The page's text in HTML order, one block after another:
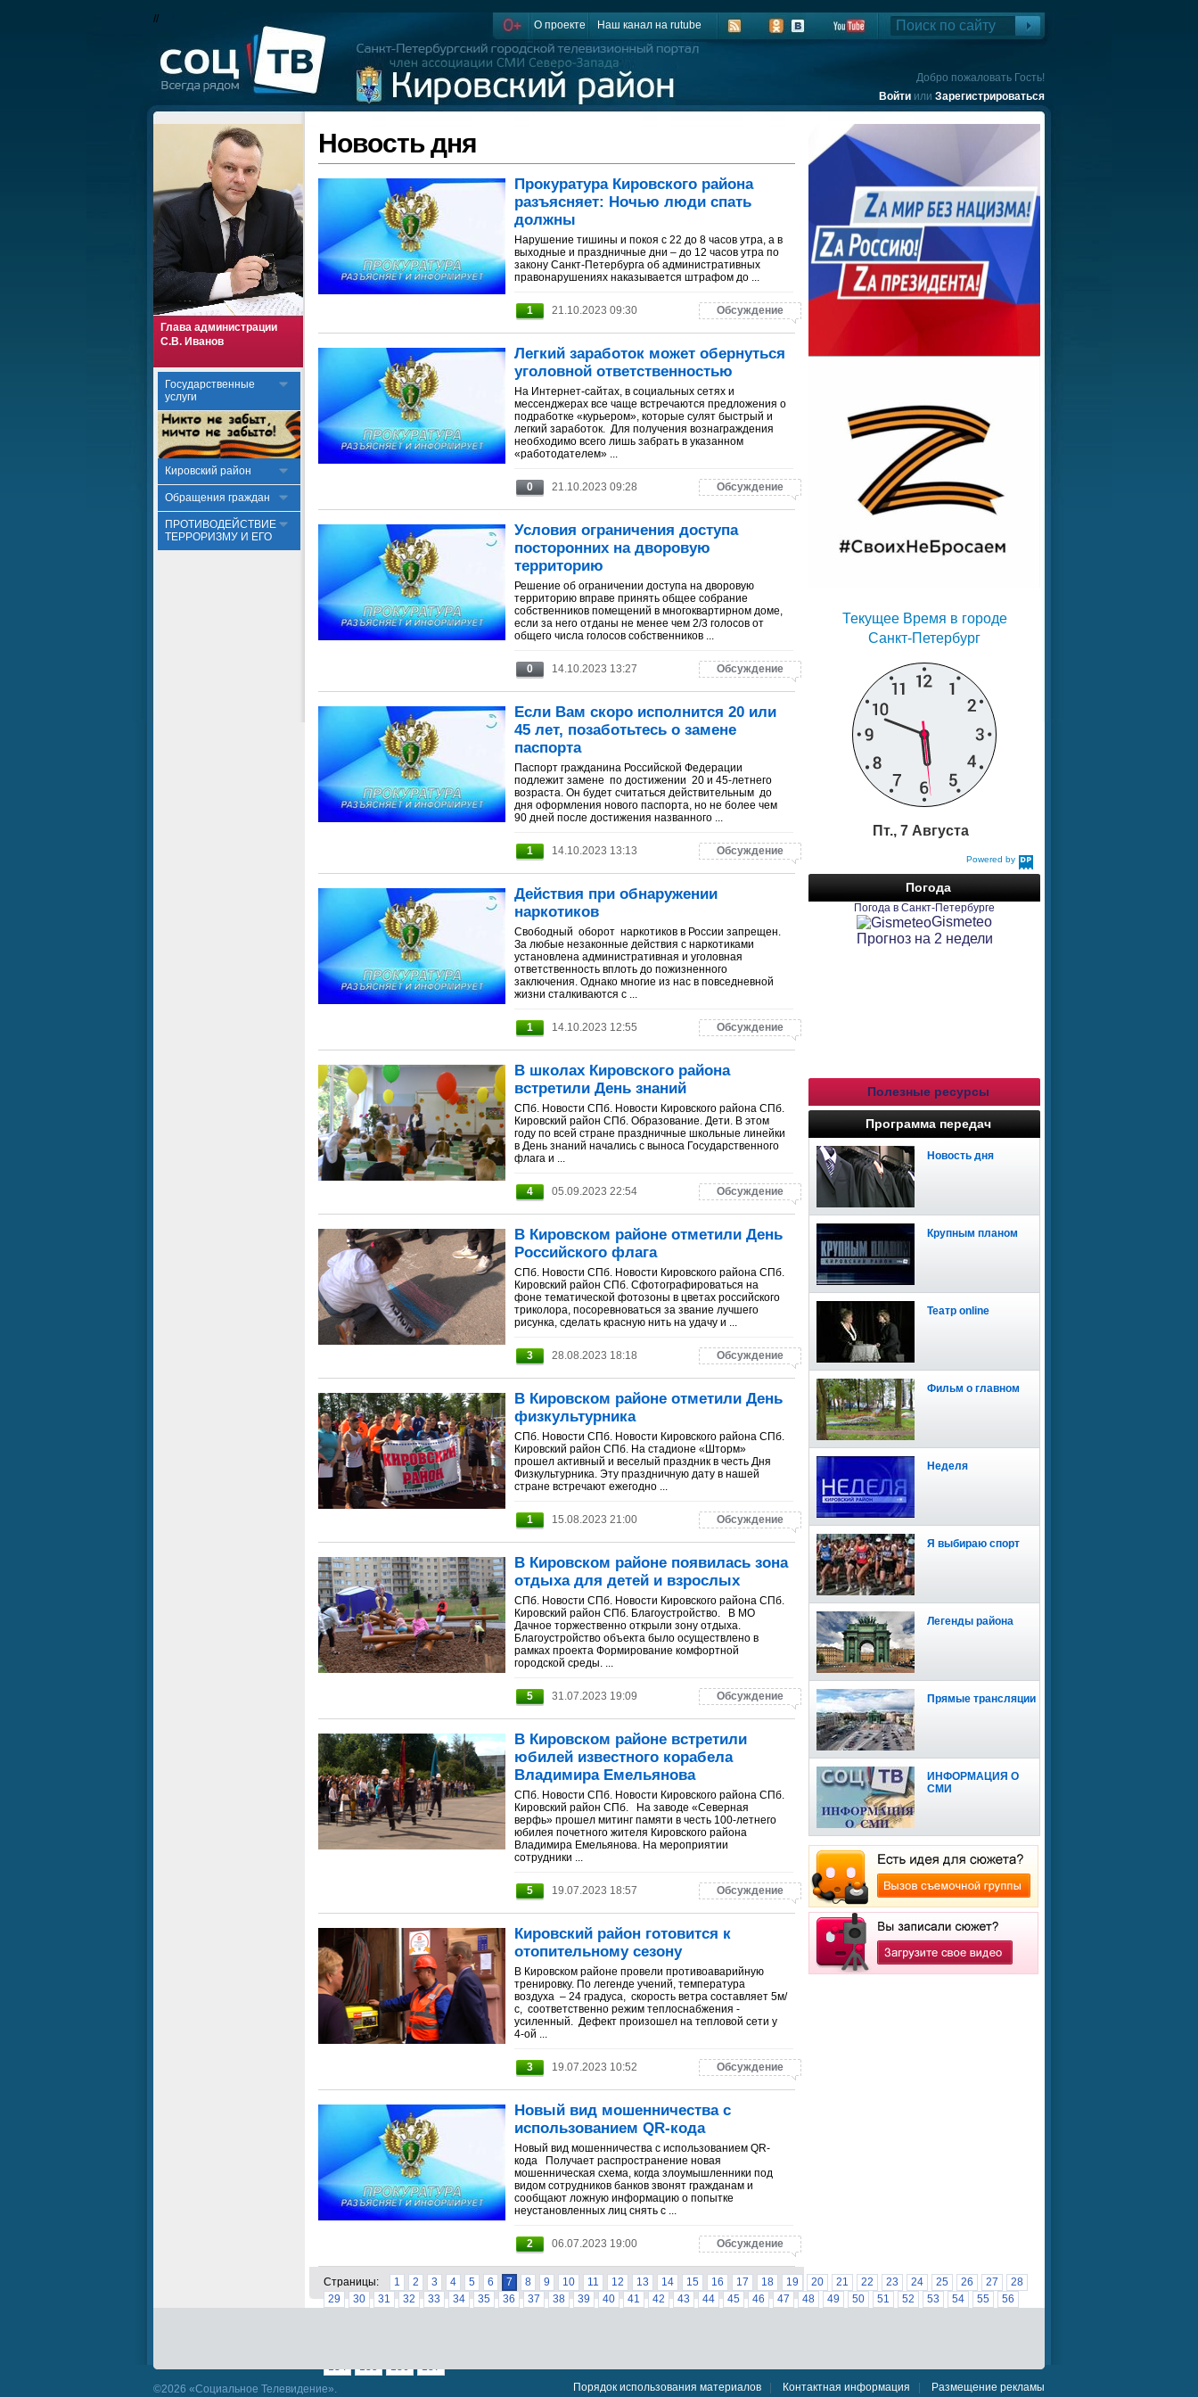
О проекте Наш канал на rutube
//
Добро пожаловать Гость!
Войти или Зарегистрироваться
Глава администрации
С.В. Иванов
Государственные
услуги
Кировский район
Обращения граждан
ПРОТИВОДЕЙСТВИЕ
ТЕРРОРИЗМУ И ЕГО
Новость дня
Прокуратура Кировского района
разъясняет: Ночью люди спать
должны
Нарушение тишины и покоя с 22 до 8 часов утра, а в
выходные и праздничные дни – до 12 часов утра по
закону Санкт-Петербурга об административных
правонарушениях наказывается штрафом до ...
1 21.10.2023 09:30 Обсуждение
Легкий заработок может обернуться
уголовной ответственностью
На Интернет-сайтах, в социальных сетях и
мессенджерах все чаще встречаются предложения о
подработке «курьером», которые сулят быстрый и
легкий заработок. Для получения вознаграждения
необходимо всего лишь забрать в указанном
«работодателем» ...
0 21.10.2023 09:28 Обсуждение
Условия ограничения доступа
посторонних на дворовую
территорию
Решение об ограничении доступа на дворовую
территорию вправе принять общее собрание
собственников помещений в многоквартирном доме,
если за него отданы не менее чем 2/3 голосов от
общего числа голосов собственников ...
0 14.10.2023 13:27 Обсуждение
Если Вам скоро исполнится 20 или
45 лет, позаботьтесь о замене
паспорта
Паспорт гражданина Российской Федерации
подлежит замене по достижении 20 и 45-летнего
возраста. Он будет считаться действительным до
дня оформления нового паспорта, но не более чем
90 дней после достижения названного ...
1 14.10.2023 13:13 Обсуждение
Действия при обнаружении
наркотиков
Свободный оборот наркотиков в России запрещен.
За любые незаконные действия с наркотиками
установлена административная и уголовная
ответственность вплоть до пожизненного
заключения. Однако многие из нас в повседневной
жизни сталкиваются с ...
1 14.10.2023 12:55 Обсуждение
В школах Кировского района
встретили День знаний
СПб. Новости СПб. Новости Кировского района СПб.
Кировский район СПб. Образование. Дети. В этом
году по всей стране праздничные школьные линейки
в День знаний начались с выноса Государственного
флага и ...
4 05.09.2023 22:54 Обсуждение
В Кировском районе отметили День
Российского флага
СПб. Новости СПб. Новости Кировского района СПб.
Кировский район СПб. Сфотографироваться на
фоне тематической фотозоны в цветах российского
триколора, посоревноваться за звание лучшего
рисунка, сделать красную нить на удачу и ...
3 28.08.2023 18:18 Обсуждение
В Кировском районе отметили День
физкультурника
СПб. Новости СПб. Новости Кировского района СПб.
Кировский район СПб. На стадионе «Шторм»
прошел активный и веселый праздник в честь Дня
Физкультурника. Эту праздничную дату в нашей
стране встречают ежегодно ...
1 15.08.2023 21:00 Обсуждение
В Кировском районе появилась зона
отдыха для детей и взрослых
СПб. Новости СПб. Новости Кировского района СПб.
Кировский район СПб. Благоустройство. В МО
Дачное торжественно открыли зону отдыха.
Благоустройство объекта было осуществлено в
рамках проекта Формирование комфортной
городской среды. ...
5 31.07.2023 19:09 Обсуждение
В Кировском районе встретили
юбилей известного корабела
Владимира Емельянова
СПб. Новости СПб. Новости Кировского района СПб.
Кировский район СПб. На заводе «Северная
верфь» прошел митинг памяти в честь 100-летнего
юбилея почетного жителя Кировского района
Владимира Емельянова. На мероприятии
сотрудники ...
5 19.07.2023 18:57 Обсуждение
Кировский район готовится к
отопительному сезону
В Кировском районе провели противоаварийную
тренировку. По легенде учений, температура
воздуха – 24 градуса, скорость ветра составляет 5м/
с, соответственно режим теплоснабжения -
усиленный. Дефект произошел на тепловой сети у
4-ой ...
3 19.07.2023 10:52 Обсуждение
Новый вид мошенничества с
использованием QR-кода
Новый вид мошенничества с использованием QR-
кода Получает распространение новая
мошенническая схема, когда злоумышленники под
видом сотрудников банков звонят гражданам и
сообщают ложную информацию о попытке
неустановленных лиц снять с ...
2 06.07.2023 19:00 Обсуждение
Страницы: 1 2 3 4 5 6 7 8 9 10 11 12 13 14 15 16 17 18 19 20 21 22 23 24 25 26 27
28
29
30 31 32 33 34 35 36 37 38 39 40 41 42 43 44 45 46 47 48 49 50 51 52 53 54 55
56
134
135 136 137
Powered by
DaysPedia.com
Текущее Время в городе
Санкт-Петербург
Пт., 7 Августа
Погода
Погода в Санкт-Петербурге
Gismeteo
Прогноз на 2 недели
Полезные ресурсы
Программа передач
Новость дня
Крупным планом
Театр online
Фильм о главном
Неделя
Я выбираю спорт
Легенды района
Прямые трансляции
ИНФОРМАЦИЯ О
СМИ
Сайт доступен для
мобильных устройств
©2026 «Социальное Телевидение». Порядок использования материалов Контактная информация Размещение рекламы